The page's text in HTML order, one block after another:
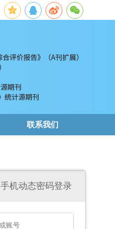
联系我们
手机动态密码登录